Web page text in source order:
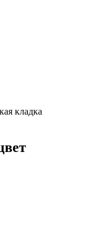
кладка